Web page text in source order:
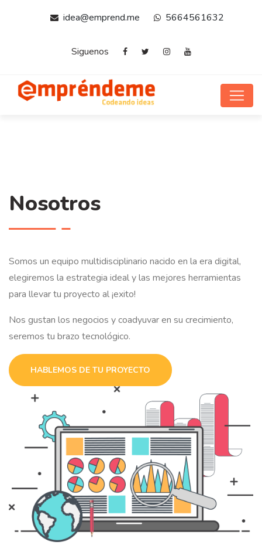
idea@emprend.me 5664561632
Siguenos
Nosotros
Somos un equipo multidisciplinario nacido en la era digital,
elegiremos la estrategia ideal y las mejores herramientas
para llevar tu proyecto al ¡exito!
Nos gustan los negocios y coadyuvar en su crecimiento,
seremos tu brazo tecnológico.
HABLEMOS DE TU PROYECTO